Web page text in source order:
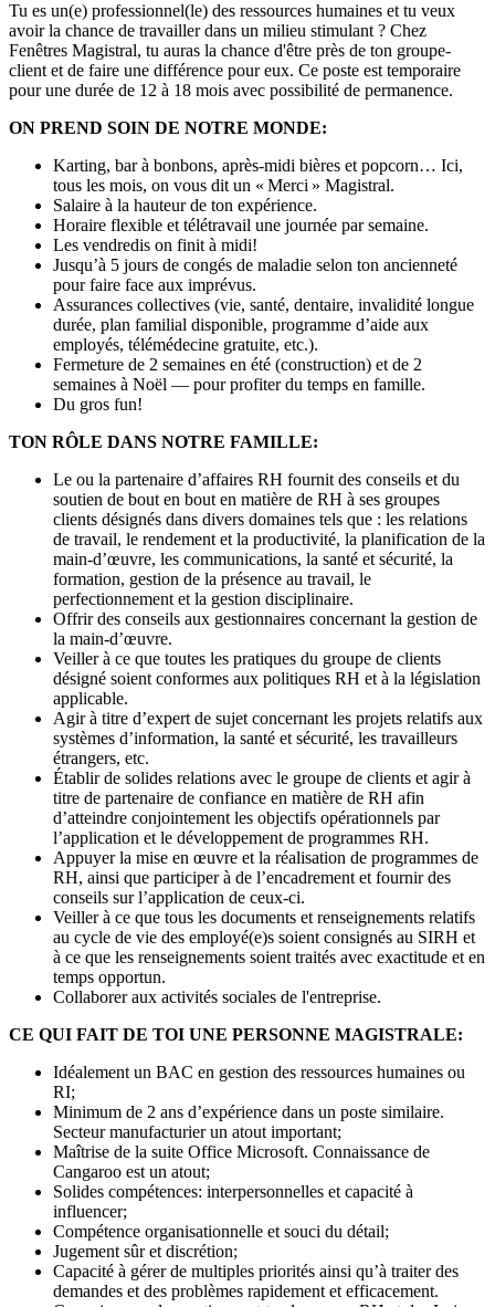
Tu es un(e) professionnel(le) des ressources humaines et tu veux
avoir la chance de travailler dans un milieu stimulant ? Chez
Fenêtres Magistral, tu auras la chance d'être près de ton groupe-
client et de faire une différence pour eux. Ce poste est temporaire
pour une durée de 12 à 18 mois avec possibilité de permanence.
ON PREND SOIN DE NOTRE MONDE:
Karting, bar à bonbons, après-midi bières et popcorn… Ici,
tous les mois, on vous dit un « Merci » Magistral.
Salaire à la hauteur de ton expérience.
Horaire flexible et télétravail une journée par semaine.
Les vendredis on finit à midi!
Jusqu’à 5 jours de congés de maladie selon ton ancienneté
pour faire face aux imprévus.
Assurances collectives (vie, santé, dentaire, invalidité longue
durée, plan familial disponible, programme d’aide aux
employés, télémédecine gratuite, etc.).
Fermeture de 2 semaines en été (construction) et de 2
semaines à Noël — pour profiter du temps en famille.
Du gros fun!
TON RÔLE DANS NOTRE FAMILLE:
Le ou la partenaire d’affaires RH fournit des conseils et du
soutien de bout en bout en matière de RH à ses groupes
clients désignés dans divers domaines tels que : les relations
de travail, le rendement et la productivité, la planification de la
main-d’œuvre, les communications, la santé et sécurité, la
formation, gestion de la présence au travail, le
perfectionnement et la gestion disciplinaire.
Offrir des conseils aux gestionnaires concernant la gestion de
la main-d’œuvre.
Veiller à ce que toutes les pratiques du groupe de clients
désigné soient conformes aux politiques RH et à la législation
applicable.
Agir à titre d’expert de sujet concernant les projets relatifs aux
systèmes d’information, la santé et sécurité, les travailleurs
étrangers, etc.
Établir de solides relations avec le groupe de clients et agir à
titre de partenaire de confiance en matière de RH afin
d’atteindre conjointement les objectifs opérationnels par
l’application et le développement de programmes RH.
Appuyer la mise en œuvre et la réalisation de programmes de
RH, ainsi que participer à de l’encadrement et fournir des
conseils sur l’application de ceux-ci.
Veiller à ce que tous les documents et renseignements relatifs
au cycle de vie des employé(e)s soient consignés au SIRH et
à ce que les renseignements soient traités avec exactitude et en
temps opportun.
Collaborer aux activités sociales de l'entreprise.
CE QUI FAIT DE TOI UNE PERSONNE MAGISTRALE:
Idéalement un BAC en gestion des ressources humaines ou
RI;
Minimum de 2 ans d’expérience dans un poste similaire.
Secteur manufacturier un atout important;
Maîtrise de la suite Office Microsoft. Connaissance de
Cangaroo est un atout;
Solides compétences: interpersonnelles et capacité à
influencer;
Compétence organisationnelle et souci du détail;
Jugement sûr et discrétion;
Capacité à gérer de multiples priorités ainsi qu’à traiter des
demandes et des problèmes rapidement et efficacement.